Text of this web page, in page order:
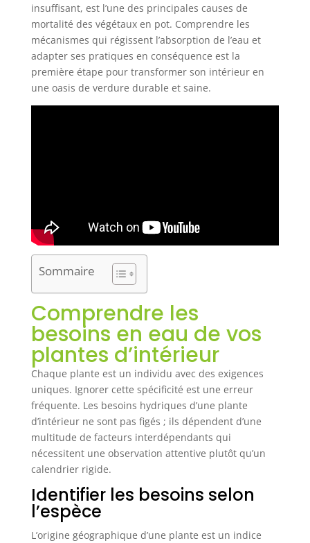
insuffisant, est l’une des principales causes de
mortalité des végétaux en pot. Comprendre les
mécanismes qui régissent l’absorption de l’eau et
adapter ses pratiques en conséquence est la
première étape pour transformer son intérieur en
une oasis de verdure durable et saine.
Sommaire
Comprendre les
besoins en eau de vos
plantes d’intérieur
Chaque plante est un individu avec des exigences
uniques. Ignorer cette spécificité est une erreur
fréquente. Les besoins hydriques d’une plante
d’intérieur ne sont pas figés ; ils dépendent d’une
multitude de facteurs interdépendants qui
nécessitent une observation attentive plutôt qu’un
calendrier rigide.
Identifier les besoins selon
l’espèce
L’origine géographique d’une plante est un indice